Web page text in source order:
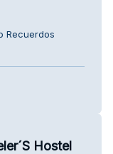
Recuerdos
Hostel